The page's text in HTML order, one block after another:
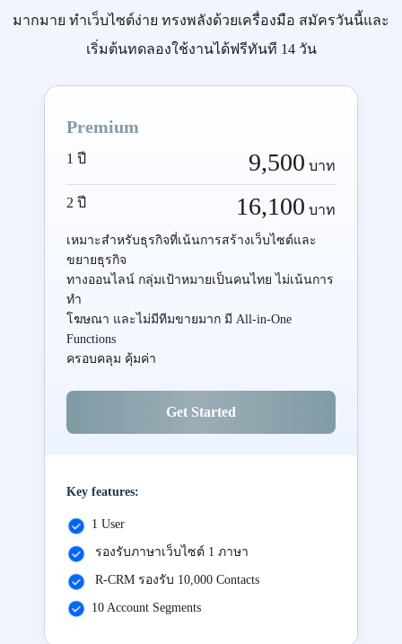
มากมาย ทำเว็บไซต์ง่าย ทรงพลังด้วยเครื่องมือ สมัครวันนี้และ
เริ่มต้นทดลองใช้งานได้ฟรีทันที 14 วัน
Premium
1 ปี 9,500 บาท
2 ปี 16,100 บาท
เหมาะสำหรับธุรกิจที่เน้นการสร้างเว็บไซต์และ
ขยายธุรกิจ
ทางออนไลน์ กลุ่มเป้าหมายเป็นคนไทย ไม่เน้นการ
ทำ
โฆษณา และไม่มีทีมขายมาก มี All-in-One
Functions
ครอบคลุม คุ้มค่า
Get Started
Key features:
1 User
รองรับภาษาเว็บไซต์ 1 ภาษา
R-CRM รองรับ 10,000 Contacts
10 Account Segments